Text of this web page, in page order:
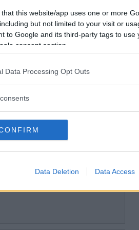
that this website/app uses one or more
but not limited to your visit or
to Google and its third-party tags to
consent section.
Data Processing Opt Outs
Data Deletion Data Access